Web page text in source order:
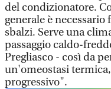
del condizionatore.
generale è
sbalzi. Serve una
passaggio caldo-
Pregliasco - così da
un'omeostasi
progressivo".